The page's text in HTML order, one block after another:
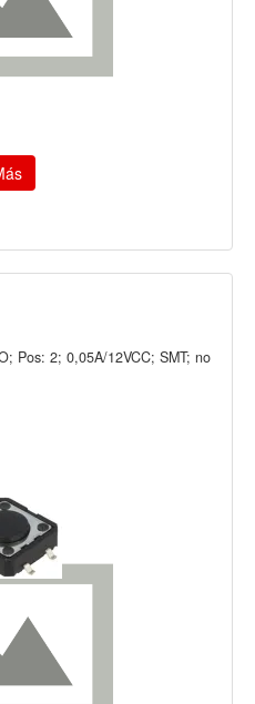
Pos: 2; 0,05A/12VCC; SMT; no